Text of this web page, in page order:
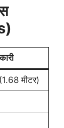
मीटर)